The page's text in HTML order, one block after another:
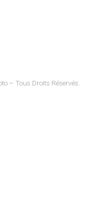
– Tous Droits Réservés.